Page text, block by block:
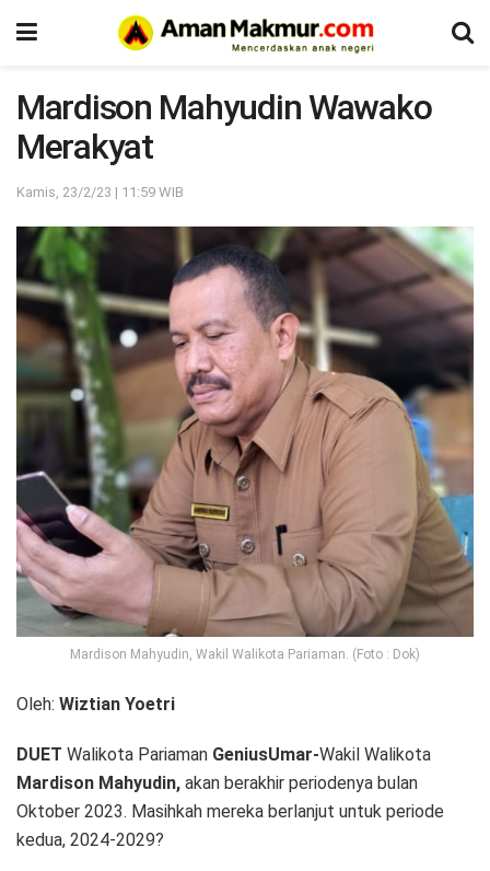
Mardison Mahyudin Wawako
Merakyat
Kamis, 23/2/23 | 11:59 WIB
Mardison Mahyudin, Wakil Walikota Pariaman. (Foto : Dok)
Oleh: Wiztian Yoetri
DUET Walikota Pariaman GeniusUmar-Wakil Walikota
Mardison Mahyudin, akan berakhir periodenya bulan
Oktober 2023. Masihkah mereka berlanjut untuk periode
kedua, 2024-2029?